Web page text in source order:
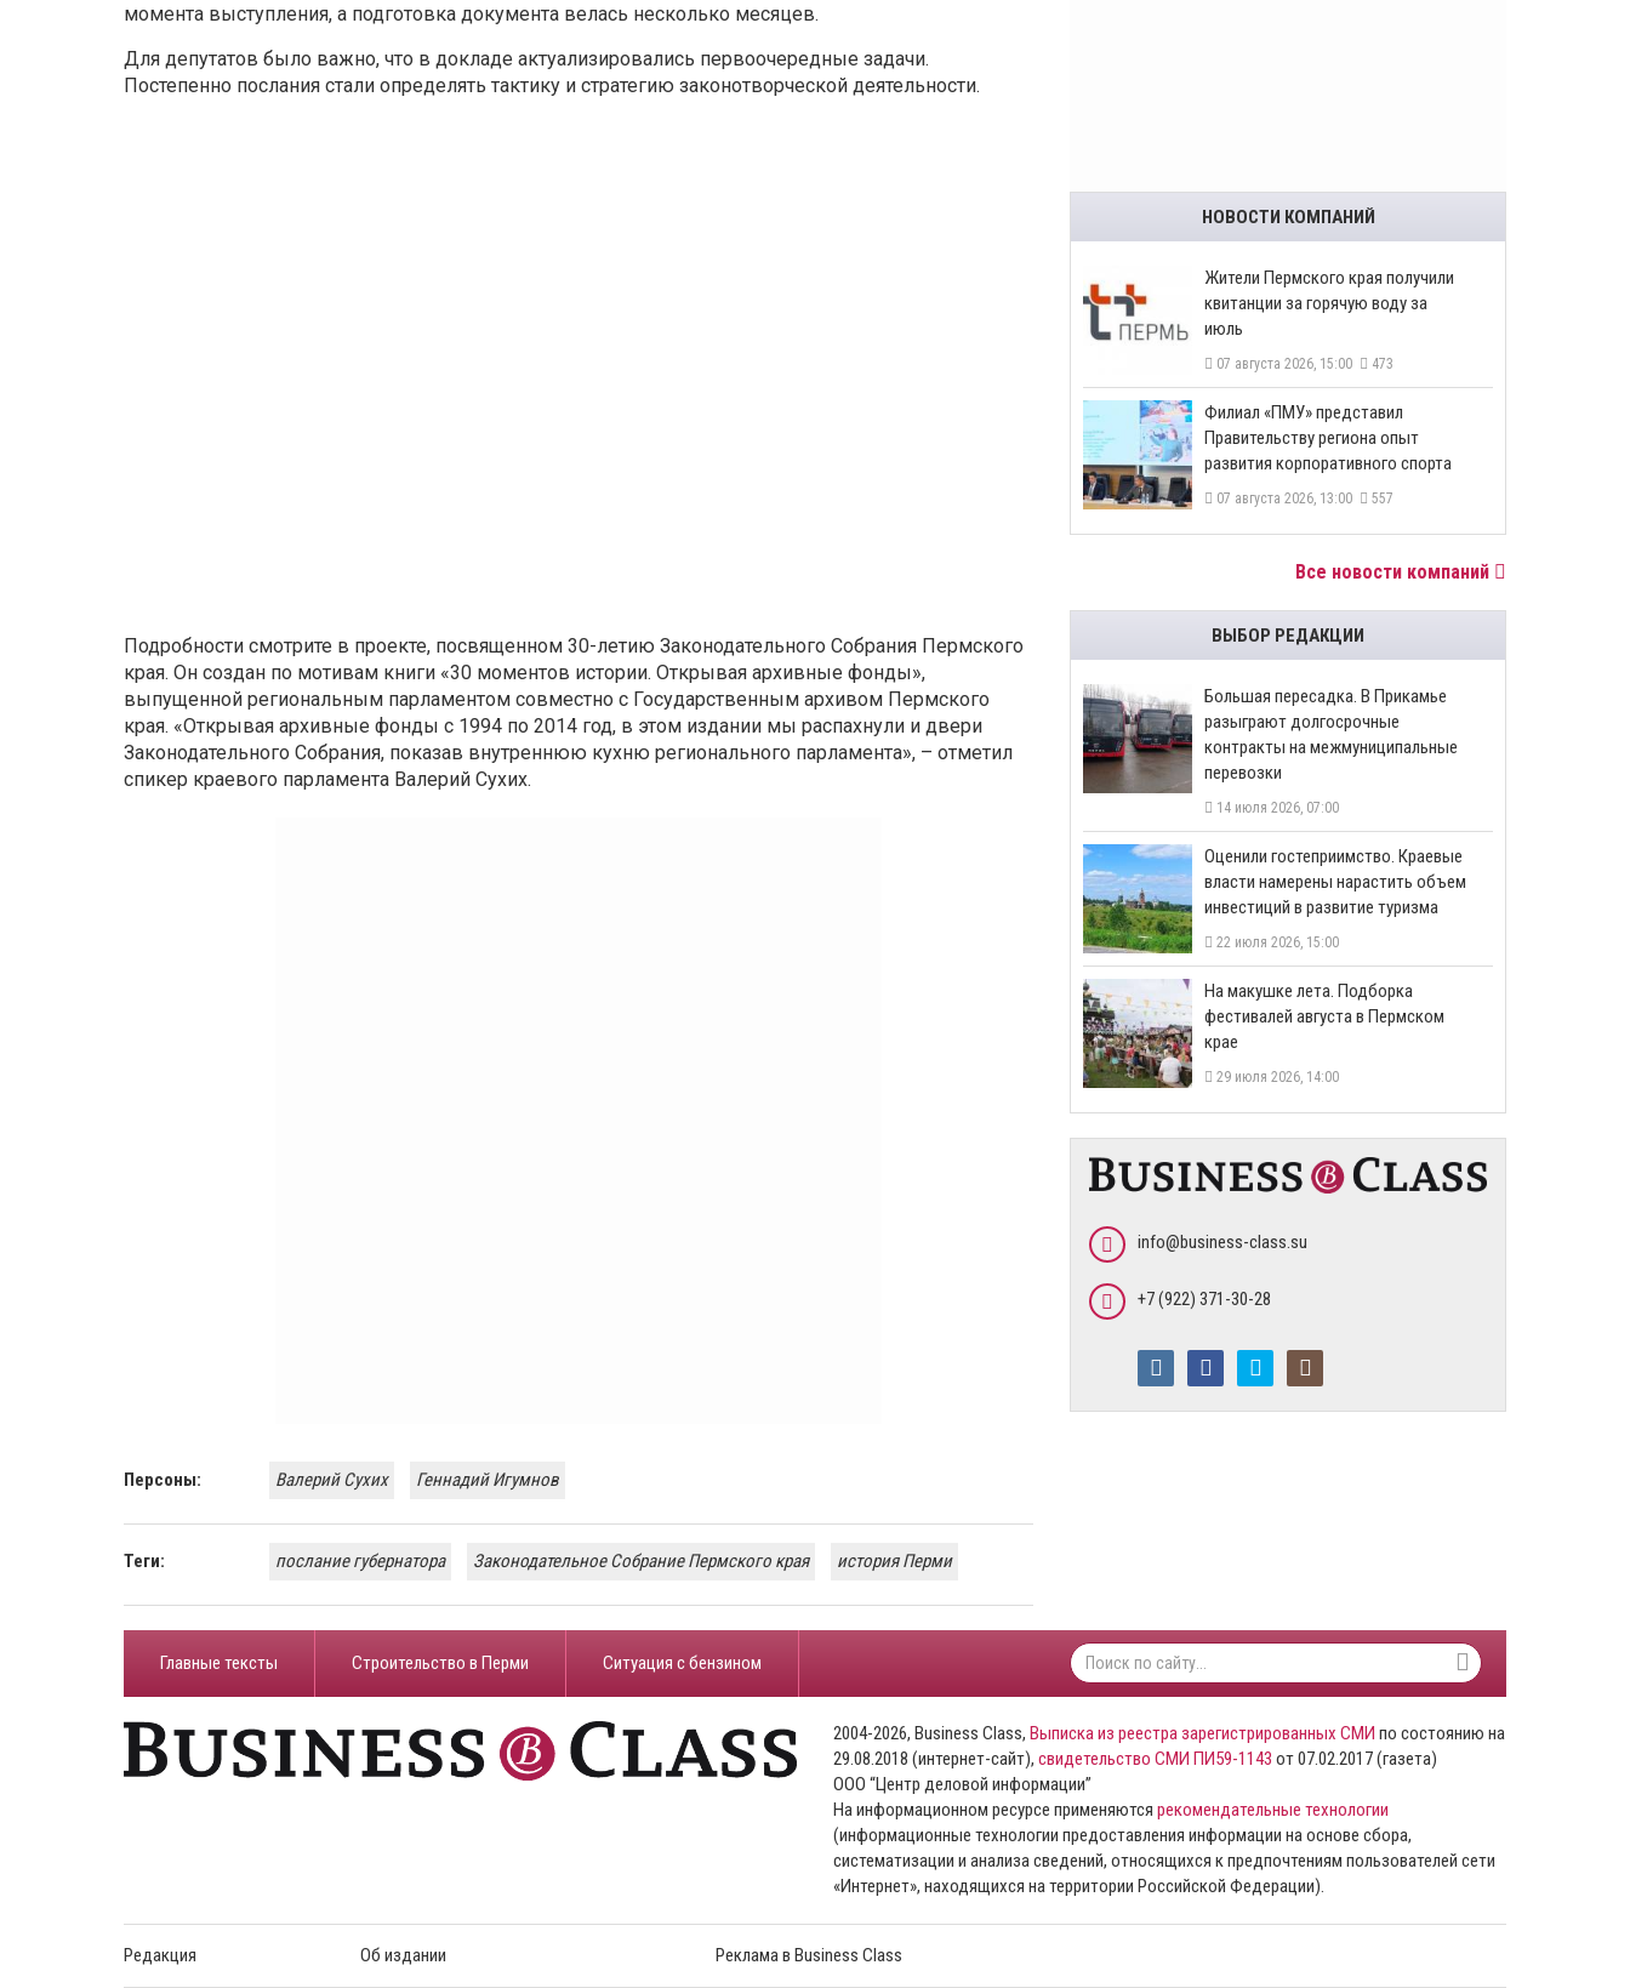
момента выступления, а подготовка документа велась несколько месяцев.
Для депутатов было важно, что в докладе актуализировались первоочередные задачи.
Постепенно послания стали определять тактику и стратегию законотворческой деятельности.
Подробности смотрите в проекте, посвященном 30-летию Законодательного Собрания Пермского
края. Он создан по мотивам книги «30 моментов истории. Открывая архивные фонды»,
выпущенной региональным парламентом совместно с Государственным архивом Пермского
края. «Открывая архивные фонды с 1994 по 2014 год, в этом издании мы распахнули и двери
Законодательного Собрания, показав внутреннюю кухню регионального парламента», – отметил
спикер краевого парламента Валерий Сухих.
Персоны: Валерий Сухих Геннадий Игумнов
Теги: послание губернатора Законодательное Собрание Пермского края история Перми
НОВОСТИ КОМПАНИЙ
​Жители Пермского края получили
квитанции за горячую воду за
июль
07 августа 2026, 15:00 473
​Филиал «ПМУ» представил
Правительству региона опыт
развития корпоративного спорта
07 августа 2026, 13:00 557
Все новости компаний
ВЫБОР РЕДАКЦИИ
Большая пересадка. В Прикамье
разыграют долгосрочные
контракты на межмуниципальные
перевозки
14 июля 2026, 07:00
Оценили гостеприимство. Краевые
власти намерены нарастить объем
инвестиций в развитие туризма
22 июля 2026, 15:00
На макушке лета. Подборка
фестивалей августа в Пермском
крае
29 июля 2026, 14:00
info@business-class.su
+7 (922) 371-30-28
Главные тексты Строительство в Перми ​Ситуация с бензином
2004-2026, Business Class, Выписка из реестра зарегистрированных СМИ по состоянию на
29.08.2018 (интернет-сайт), свидетельство СМИ ПИ59-1143 от 07.02.2017 (газета)
ООО “Центр деловой информации”
На информационном ресурсе применяются рекомендательные технологии
(информационные технологии предоставления информации на основе сбора,
систематизации и анализа сведений, относящихся к предпочтениям пользователей сети
«Интернет», находящихся на территории Российской Федерации).
Редакция Об издании Реклама в Business Class